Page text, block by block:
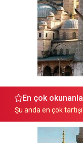
En çok
Şu anda en çok